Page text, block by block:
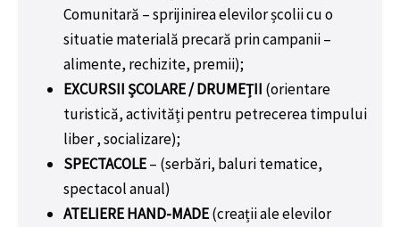
Comunitară – sprijinirea elevilor școlii cu o
situatie materială precară prin campanii –
alimente, rechizite, premii);
EXCURSII ȘCOLARE / DRUMEȚII (orientare
turistică, activități pentru petrecerea timpului
liber , socializare);
SPECTACOLE– (serbări, baluri tematice,
spectacol anual)
ATELIERE HAND-MADE(creații ale elevilor